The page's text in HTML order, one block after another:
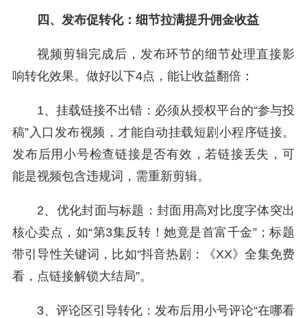
四、发布促转化：细节拉满提升佣金收益
视频剪辑完成后，发布环节的细节处理直接影
响转化效果。做好以下4点，能让收益翻倍：
1、挂载链接不出错：必须从授权平台的“参与投
稿”入口发布视频，才能自动挂载短剧小程序链接。
发布后用小号检查链接是否有效，若链接丢失，可
能是视频包含违规词，需重新剪辑。
2、优化封面与标题：封面用高对比度字体突出
核心卖点，如“第3集反转！她竟是首富千金”；标题
带引导性关键词，比如“抖音热剧：《XX》全集免费
看，点链接解锁大结局”。
3、评论区引导转化：发布后用小号评论“在哪看